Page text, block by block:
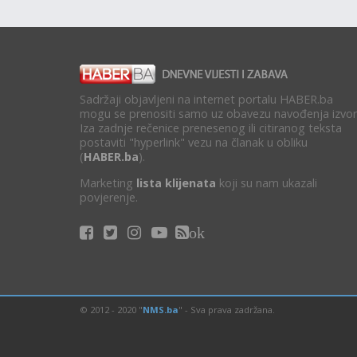
Sadržaji objavljeni na internet portalu HABER.ba
mogu se prenositi samo uz obavezu navođenja
Iza zadnje rečenice prenesenog ili citiranog teksta
postaviti "hyperlink" vezu na članak u obliku
(HABER.ba).
Marketing lista klijenata koji su nam ukazali
povjerenje.
ok
© 2012 - 2020 "NMS.ba" - Sva prava zadržana.